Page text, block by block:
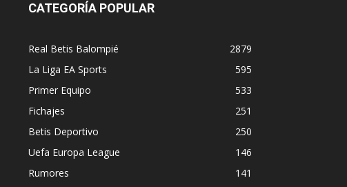
CATEGORÍA POPULAR
Real Betis Balompié
2879
La Liga EA Sports
595
Primer Equipo
533
Fichajes
251
Betis Deportivo
250
Uefa Europa League
146
Rumores
141